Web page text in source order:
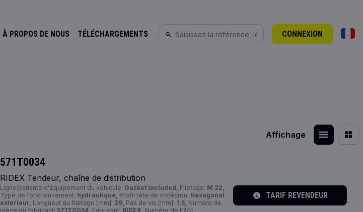
À PROPOS DE NOUS TÉLÉCHARGEMENTS CONNEXION
Affichage
571T0034
RIDEX Tendeur, chaîne de distribution
Ligne/variante d'équipement du véhicule: Gasket included, Filetage: M 22,
Type de fonctionnement: hydraulique, Profil tête de vis/écrou: Héxagonal
extérieur, Longueur du filetage [mm]: 29, Pas de vis [mm]: 1,5, Numéro de
pièce du fabricant: 571T0034, Fabricant: RIDEX, Numéro de EAN:
TARIF REVENDEUR